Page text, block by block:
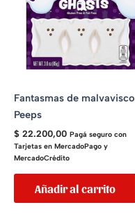
Fantasmas de malvavisco
Peeps
$ 22.200,00 Pagá seguro con
Tarjetas en MercadoPago y
MercadoCrédito
Añadir al carrito